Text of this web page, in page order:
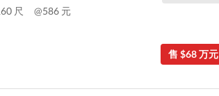
尺
@586 元
售 $68 万元